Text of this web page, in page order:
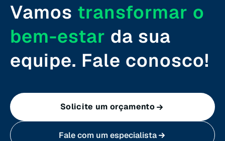
Roraima (RR)
Sergipe (SE)
Vamos transformar o
bem-estar da sua
equipe. Fale conosco!
Solicite um orçamento
Fale com um especialista